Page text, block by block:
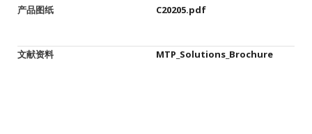
产品图纸 C20205.pdf
文献资料 MTP_Solutions_Brochure